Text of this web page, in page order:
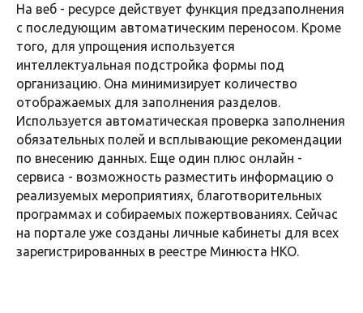
На веб - ресурсе действует функция предзаполнения
с последующим автоматическим переносом. Кроме
того, для упрощения используется
интеллектуальная подстройка формы под
организацию. Она минимизирует количество
отображаемых для заполнения разделов.
Используется автоматическая проверка заполнения
обязательных полей и всплывающие рекомендации
по внесению данных. Еще один плюс онлайн -
сервиса - возможность разместить информацию о
реализуемых мероприятиях, благотворительных
программах и собираемых пожертвованиях. Сейчас
на портале уже созданы личные кабинеты для всех
зарегистрированных в реестре Минюста НКО.